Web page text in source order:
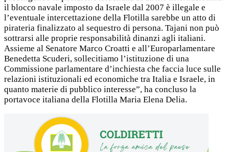
il blocco navale imposto da Israele dal 2007 è illegale e
l’eventuale intercettazione della Flotilla sarebbe un atto di
pirateria finalizzato al sequestro di persona. Tajani non può
sottrarsi alle proprie responsabilità dinanzi agli italiani.
Assieme al Senatore Marco Croatti e all’Europarlamentare
Benedetta Scuderi, sollecitiamo l’istituzione di una
Commissione parlamentare d’inchiesta che faccia luce sulle
relazioni istituzionali ed economiche tra Italia e Israele, in
quanto materie di pubblico interesse”, ha concluso la
portavoce italiana della Flotilla Maria Elena Delia.